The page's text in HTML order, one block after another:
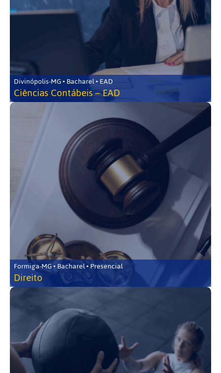
Divinópolis-MG • Bacharel • EAD
Ciências Contábeis – EAD
Formiga-MG • Bacharel • Presencial
Direito